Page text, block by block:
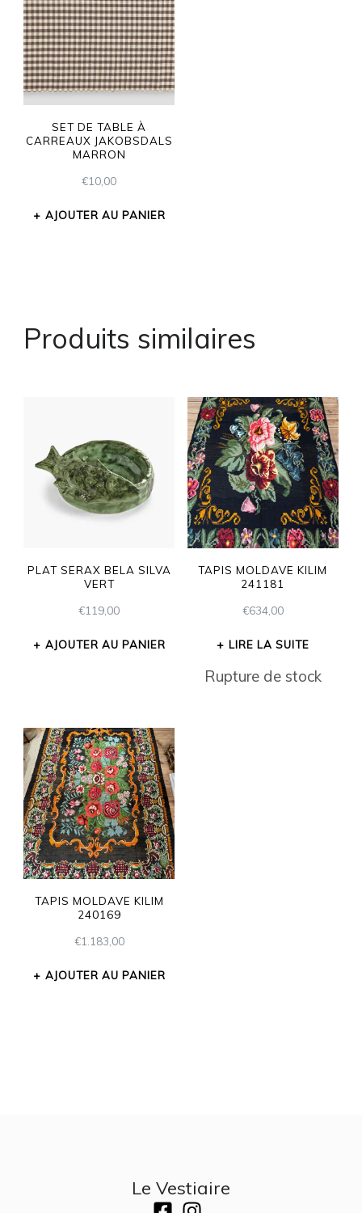
SET DE TABLE À
CARREAUX JAKOBSDALS
MARRON
€10,00
AJOUTER AU PANIER
Produits similaires
PLAT SERAX BELA SILVA
VERT
€119,00
AJOUTER AU PANIER
TAPIS MOLDAVE KILIM
241181
€634,00
LIRE LA SUITE
Rupture de stock
TAPIS MOLDAVE KILIM
240169
€1.183,00
AJOUTER AU PANIER
Le Vestiaire